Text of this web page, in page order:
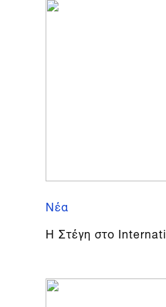
Νέα
Η Στέγη στο